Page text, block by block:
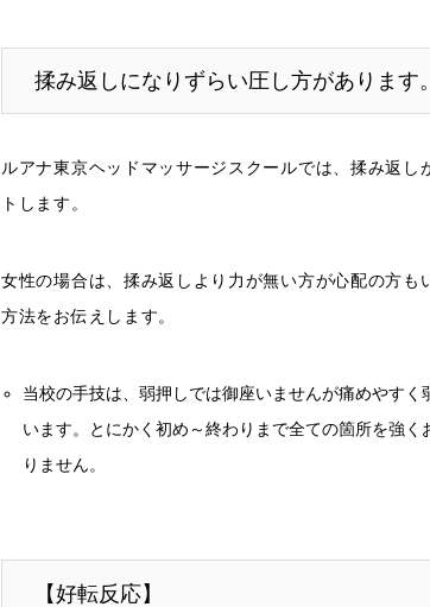
揉み返しになりずらい圧し方があります。
ルアナ東京ヘッドマッサージスクールでは、揉み返
トします。
女性の場合は、揉み返しより力が無い方が心配の方
方法をお伝えします。
当校の手技は、弱押しでは御座いませんが痛めやす
います。とにかく初め～終わりまで全ての箇所を強
りません。
【好転反応】